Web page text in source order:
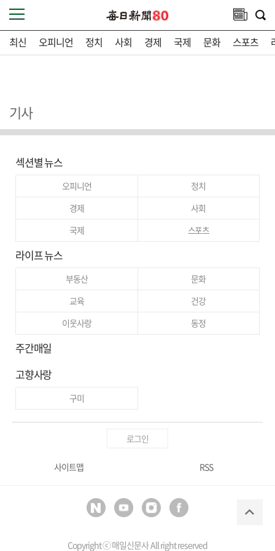
최신 오피니언 정치 사회 경제 국제 문화 스포츠
기사
섹션별 뉴스
오피니언
정치
경제
사회
국제
스포츠
라이프 뉴스
부동산
문화
교육
건강
이웃사랑
동정
주간매일
고향사랑
구미
로그인
사이트맵 RSS
Copyright ⓒ매일신문사All right reserved